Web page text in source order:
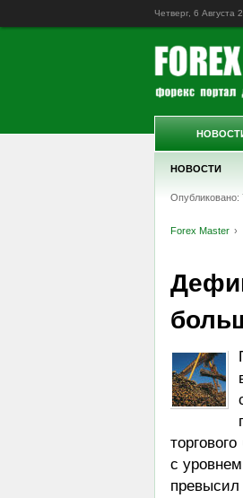
Четверг, 6 Августа
НОВОСТИ
Опубликовано:
Forex Master
с